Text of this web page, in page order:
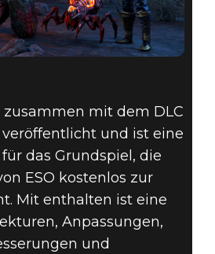
zusammen mit dem DLC
und ist eine
das Grundspiel, die
ESO kostenlos zur
Mit enthalten ist eine
Anpassungen,
und